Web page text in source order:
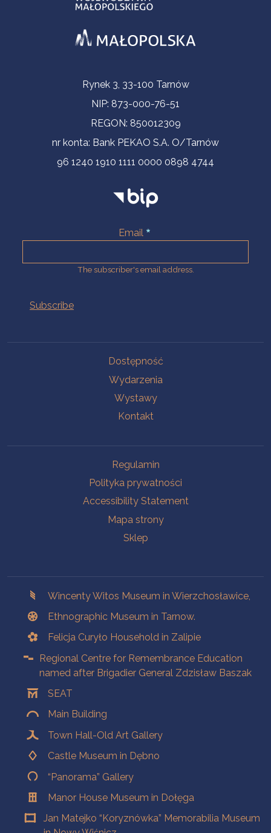
Contact InformationRynek 3, 33-100 Tarnów
NIP: 873-000-76-51
REGON: 850012309
nr konta: Bank PEKAO S.A. O/Tarnów
96 1240 1910 1111 0000 0898 4744
Email
The subscriber's email address.
Dostępność
Wydarzenia
Wystawy
Kontakt
Regulamin
Polityka prywatności
Accessibility Statement
Mapa strony
Sklep
Wincenty Witos Museum in Wierzchosławice,
Ethnographic Museum in Tarnow.
Felicja Curyło Household in Zalipie
Regional Centre for Remembrance Education
named after Brigadier General Zdzisław Baszak
SEAT
Main Building
Town Hall-Old Art Gallery
Castle Museum in Dębno
“Panorama” Gallery
Manor House Museum in Dołęga
Jan Matejko “Koryznówka” Memorabilia Museum